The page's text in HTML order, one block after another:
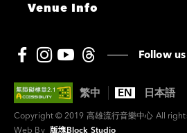
Venue Info
Follow us
Copyright © 2019 高雄流行音樂中心 All
Web By 版塊Block Studio
繁中 EN 日本語